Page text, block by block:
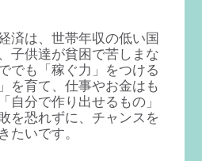
済は、世帯年収の低い国
子供達が貧困で苦しまな
でも「稼ぐ力」をつける
を育て、仕事やお金はも
自分で作り出せるもの」
を恐れずに、チャンスを
たいです。